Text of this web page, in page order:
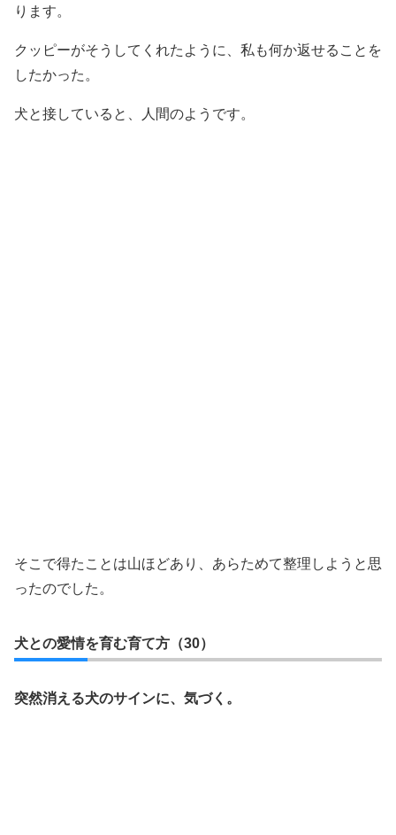
ります。
クッピーがそうしてくれたように、私も何か返せることを
したかった。
犬と接していると、人間のようです。
そこで得たことは山ほどあり、あらためて整理しようと思
ったのでした。
犬との愛情を育む育て方（30）
突然消える犬のサインに、気づく。